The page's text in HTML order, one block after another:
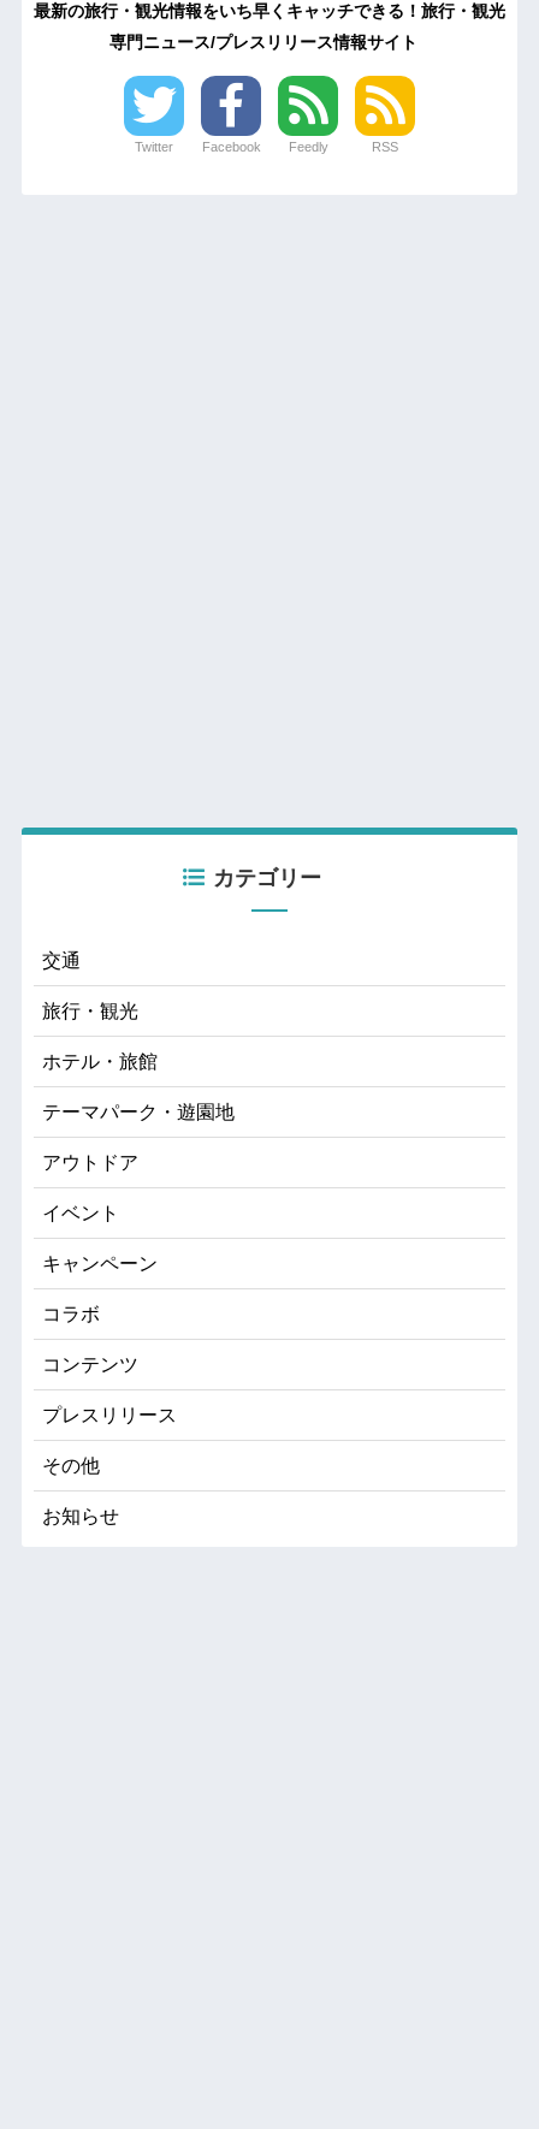
最新の旅行・観光情報をいち早くキャッチできる！旅行・観光
専門ニュース/プレスリリース情報サイト
Twitter Facebook Feedly RSS
カテゴリー
交通
旅行・観光
ホテル・旅館
テーマパーク・遊園地
アウトドア
イベント
キャンペーン
コラボ
コンテンツ
プレスリリース
その他
お知らせ